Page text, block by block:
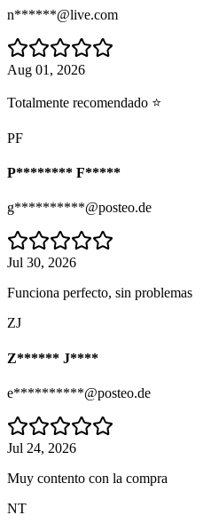
n******@live.com
Aug 01, 2026
Totalmente recomendado ⭐
PF
P******** F*****
g**********@posteo.de
Jul 30, 2026
Funciona perfecto, sin problemas
ZJ
Z****** J****
e**********@posteo.de
Jul 24, 2026
Muy contento con la compra
NT